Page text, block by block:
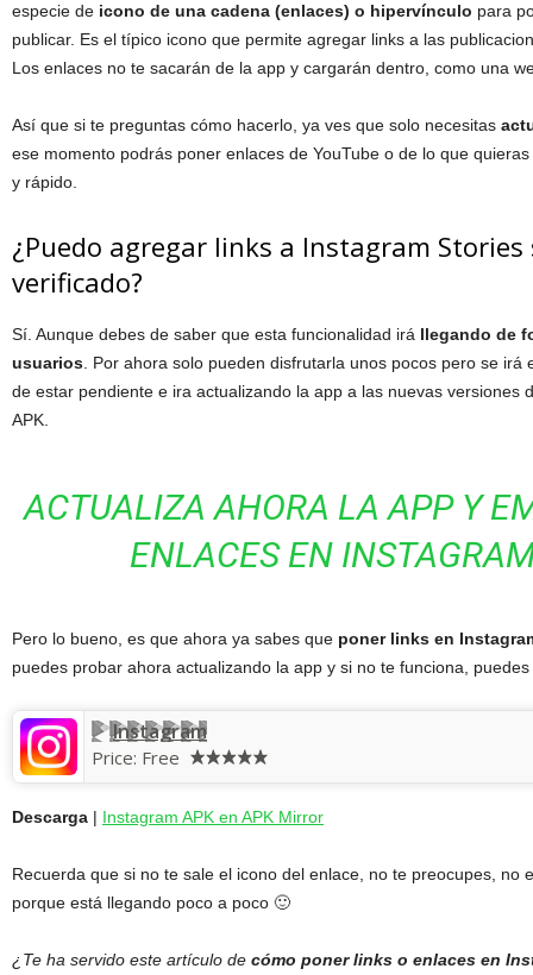
especie de icono de una cadena (enlaces) o hipervínculo para
publicar. Es el típico icono que permite agregar links a las
Los enlaces no te sacarán de la app y cargarán dentro, como una
Así que si te preguntas cómo hacerlo, ya ves que solo necesitas
ese momento podrás poner enlaces de YouTube o de lo que
y rápido.
¿Puedo agregar links a Instagram
verificado?
Sí. Aunque debes de saber que esta funcionalidad irá llegando de
usuarios. Por ahora solo pueden disfrutarla unos pocos pero se irá
de estar pendiente e ira actualizando la app a las nuevas versiones
APK.
ACTUALIZA AHORA LA APP Y
ENLACES EN
Pero lo bueno, es que ahora ya sabes que poner links en
puedes probar ahora actualizando la app y si no te funciona,
Instagram
Price: Free
Descarga | Instagram APK en APK Mirror
Recuerda que si no te sale el icono del enlace, no te preocupes, no
porque está llegando poco a poco 🙂
¿Te ha servido este artículo de cómo poner links o enlaces en